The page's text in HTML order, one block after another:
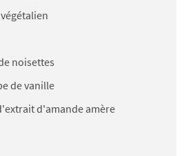
noisettes
de vanille
d'amande amère